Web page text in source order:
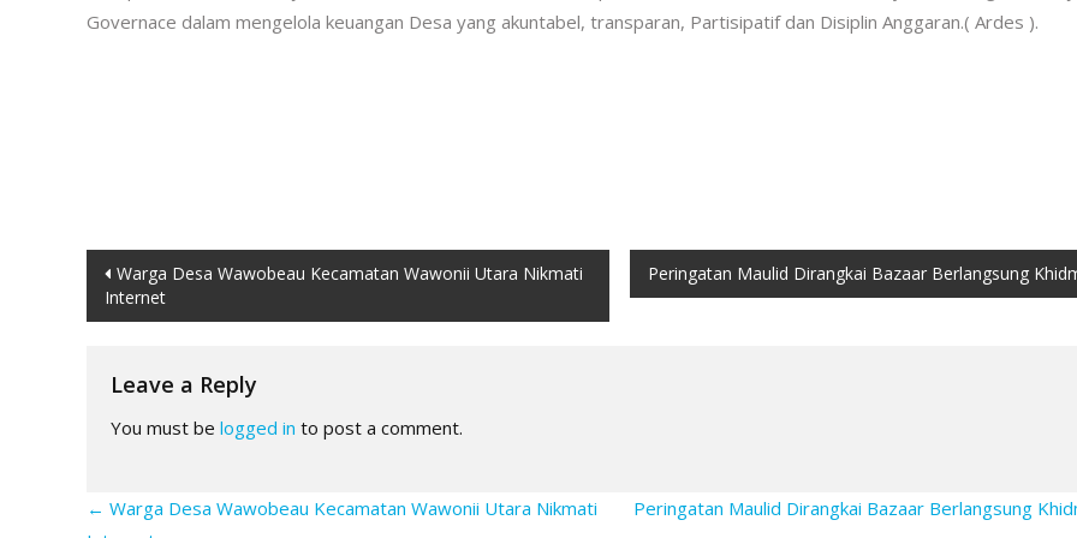
Governace dalam mengelola keuangan Desa yang akuntabel, transparan, Partisipatif dan Disiplin Anggaran.( Ardes ).
Post
navigation
Warga Desa Wawobeau Kecamatan Wawonii Utara Nikmati
Internet
Peringatan Maulid Dirangkai Bazaar Berlangsung
Leave a Reply
You must be logged in to post a comment.
← Warga Desa Wawobeau Kecamatan Wawonii Utara Nikmati
Peringatan Maulid Dirangkai Bazaar Berlangsung